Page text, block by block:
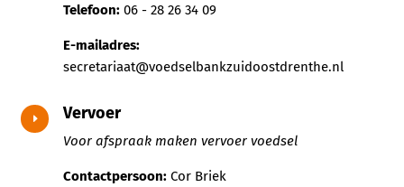
Telefoon: 06 - 28 26 34 09
E-mailadres:
secretariaat@voedselbankzuidoostdrenthe.nl
E Vervoer
Voor afspraak maken vervoer voedsel
Contactpersoon:Cor Briek